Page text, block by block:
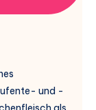
und -